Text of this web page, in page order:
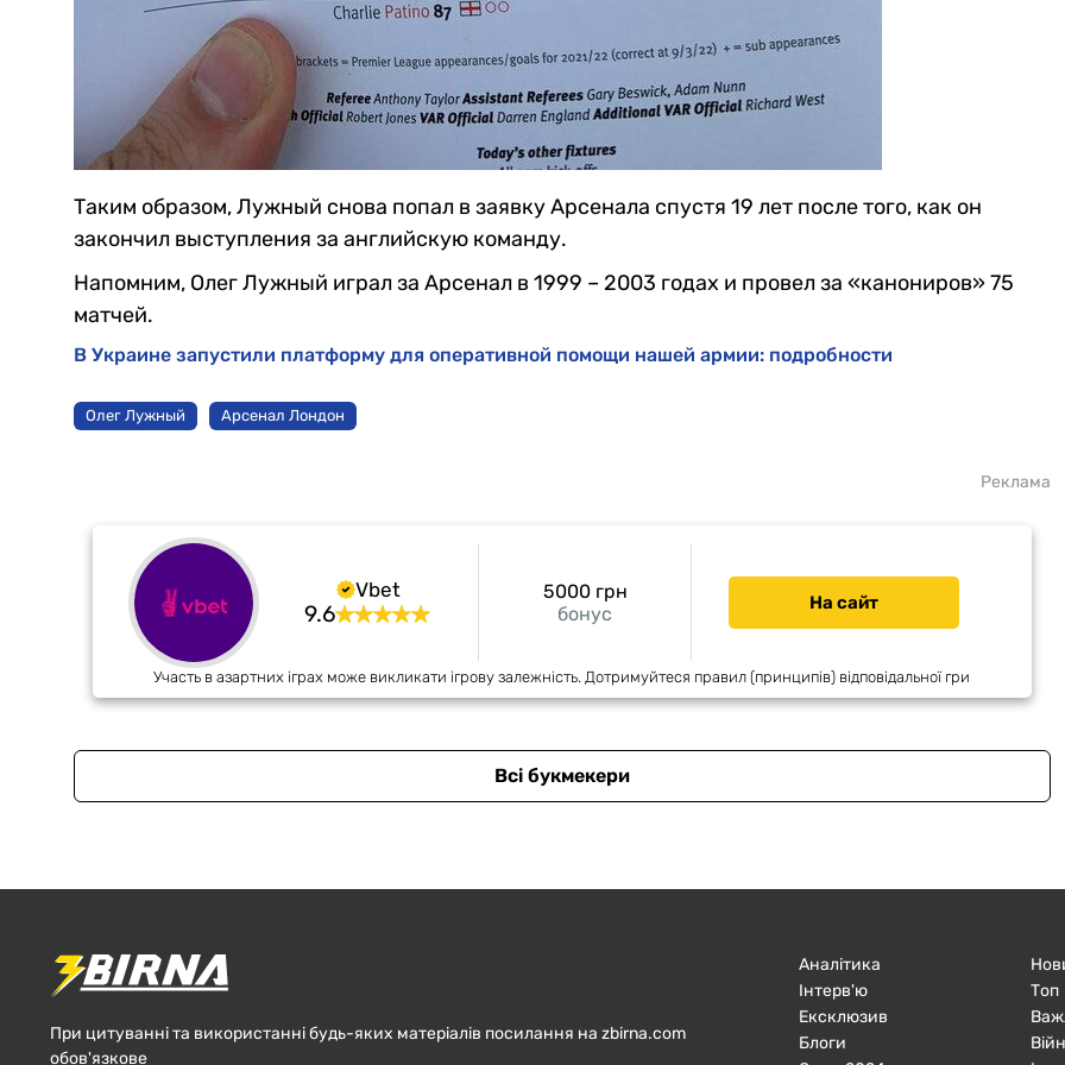
Таким образом, Лужный снова попал в заявку Арсенала спустя 19 лет после того, как он
закончил выступления за английскую команду.
Напомним, Олег Лужный играл за Арсенал в 1999 – 2003 годах и провел за «канониров» 75
матчей.
В Украине запустили платформу для оперативной помощи нашей армии: подробности
Олег Лужный Арсенал Лондон
Реклама
Vbet
9.6 бонус
5000 грн На сайт
Участь в азартних іграх може викликати ігрову залежність. Дотримуйтеся правил (принципів) відповідальної гри
Всі букмекери
При цитуванні та використанні будь-яких матеріалів посилання на zbirna.com
обов'язкове
Аналітика
Інтерв'ю
Ексклюзив
Блоги
Топ